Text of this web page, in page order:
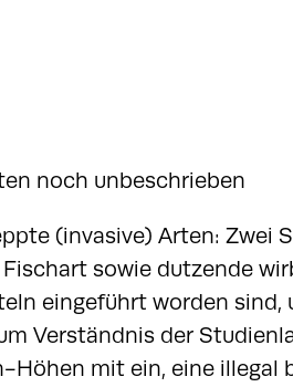
noch unbeschrieben
(invasive) Arten: Zwei
sowie dutzende
eingeführt worden sind,
Verständnis der
Höhen mit ein, eine illegal